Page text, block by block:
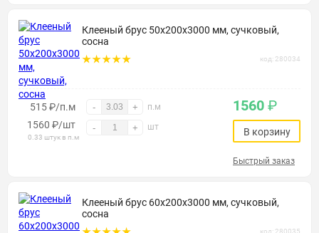
Клееный брус 50х200х3000 мм, сучковый,
сосна
код: 280034
515 ₽/п.м - + п.м
1560 ₽/шт
0.33 штук в п.м
- + шт
1560 ₽
В корзину
Быстрый заказ
Клееный брус 60х200х3000 мм, сучковый,
сосна
код: 280035